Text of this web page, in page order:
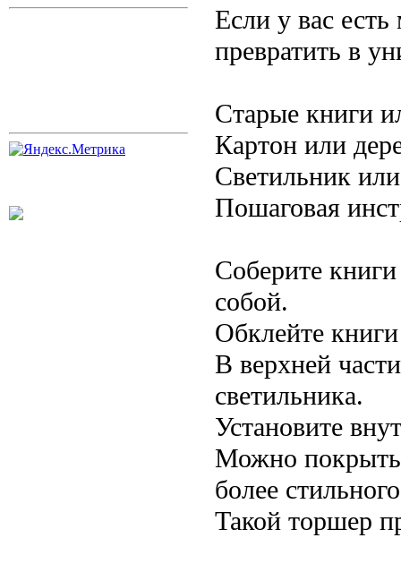
Если у вас
превратить в
Старые книги
Картон или
Светильник
Пошаговая
Соберите
собой.
Обклейте
В верхней
светильника.
Установите
Можно покрыть
более
Такой торшер